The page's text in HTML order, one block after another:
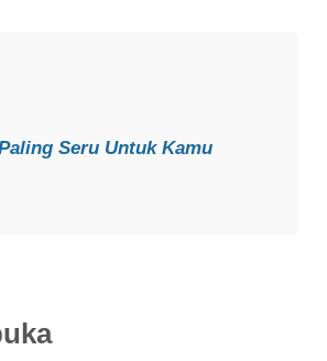
Seru Untuk Kamu